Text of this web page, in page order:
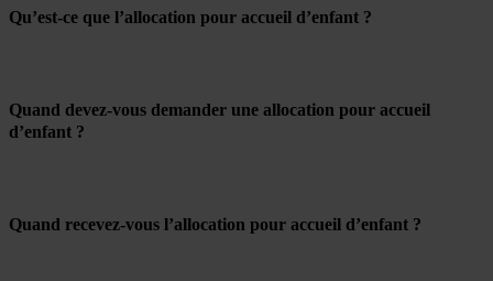
Qu’est-ce que l’allocation pour accueil d’enfant ?
Quand devez-vous demander une allocation pour accueil
d’enfant ?
Quand recevez-vous l’allocation pour accueil d’enfant ?